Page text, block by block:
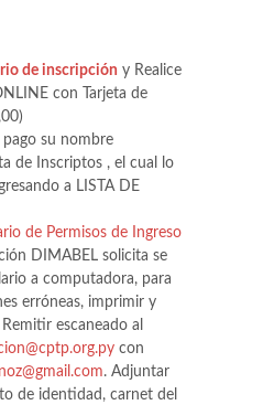
de inscripción y Realice
con Tarjeta de
pago su nombre
de Inscriptos , el cual lo
a LISTA DE
de Permisos de Ingreso
DIMABEL solicita se
a computadora, para
erróneas, imprimir y
escaneado al
con
. Adjuntar
de identidad, carnet del